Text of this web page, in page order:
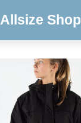
Allsize Shop